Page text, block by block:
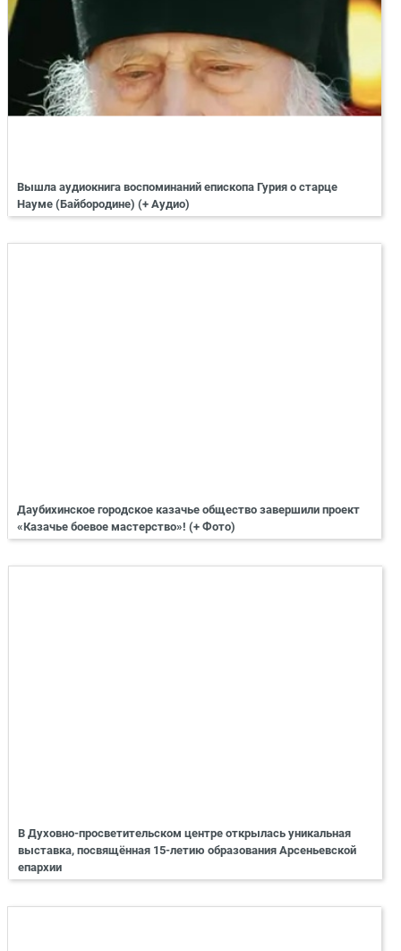
Вышла аудиокнига воспоминаний епископа Гурия о старце
Науме (Байбородине) (+ Аудио)
Даубихинское городское казачье общество завершили проект
«Казачье боевое мастерство»! (+ Фото)
В Духовно-просветительском центре открылась уникальная
выставка, посвящённая 15-летию образования Арсеньевской
епархии